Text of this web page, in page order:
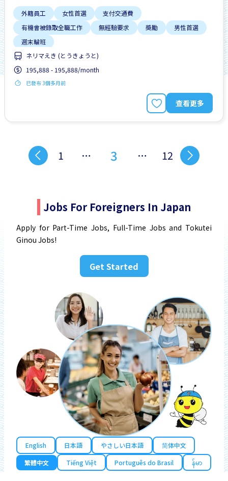
外籍員工 女性首選
支付交通費
有機會被錄取全職工作
無經驗要求 獎勵
男性首選
週末輪班
ネリマえき (とうきょうと)
195,888 - 195,888/month
已發布 3個多月前
查看更多
1 … 3 … 12
Jobs For Foreigners In Japan
Apply for Part-Time Jobs, Full-Time Jobs and Tokutei
Ginou Jobs!
Get Started
English 日本語 やさしい日本語
简体中文
繁體中文
Tiếng Việt Português do Brasil န်မာ